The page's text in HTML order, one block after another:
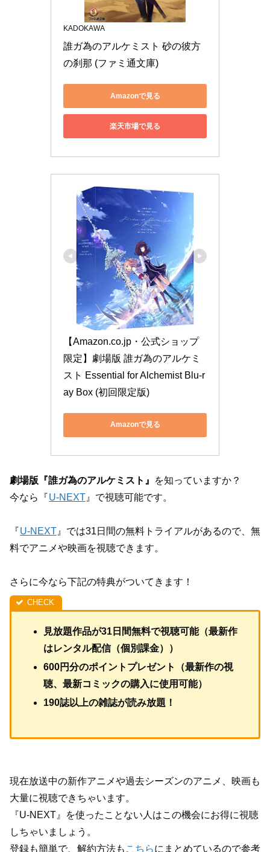
KADOKAWA
誰ガ為のアルケミスト 砂の彼方
の刹那 (ファミ通文庫)
Amazonで見る
楽天市場で見る
【Amazon.co.jp・公式ショップ
限定】劇場版 誰ガ為のアルケミ
スト Essential for Alchemist Blu-r
ay Box (初回限定版)
Amazonで見る
劇場版『誰ガ為のアルケミスト』
を知っていますか？
今なら『U-NEXT 』で視聴可能です。
『U-NEXT 』では31日間の無料トライアルがあるので、無
料でアニメや映画を視聴できます。
さらに今なら下記の特典がついてきます！
見放題作品が31日間無料で視聴可能（最新作
はレンタル配信（個別課金））
600円分のポイントプレゼント（最新作の視
聴、最新コミックの購入に使用可能）
190誌以上の雑誌が読み放題！
現在放送中の新作アニメや過去シーズンのアニメ、映画も
大量に視聴できちゃいます。
『U-NEXT』を使ったことない人はこの機会にお得に視聴
しちゃいましょう。
登録も簡単で、解約方法も こちらにまとめているので参考